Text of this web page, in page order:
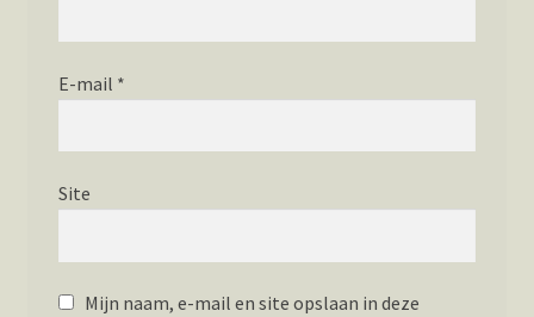
E-mail *
Site
Mijn naam, e-mail en site opslaan in deze